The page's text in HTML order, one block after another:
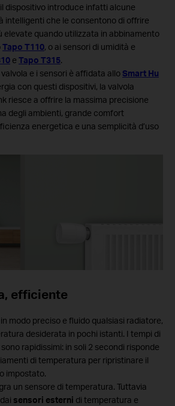
dispositivo introduce infatti alcune
intelligenti che le consentono di offrire
elevate quando utilizzata in abbinamento
Tapo T110, o ai sensori di umidità e
e Tapo T315.
e i sensori è affidata allo Smart Hu
con questi dispositivi, la valvola
riesce a offrire la massima precisione
degli ambienti, grande comfort
energetica e una semplicità d’uso
efficiente
modo preciso e fluido qualsiasi radiatore,
desiderata in pochi istanti. I tempi di
rapidissimi: in soli 2 secondi risponde
di temperatura per ripristinare il
impostato.
un sensore di temperatura. Tuttavia
sensori esterni di temperatura e